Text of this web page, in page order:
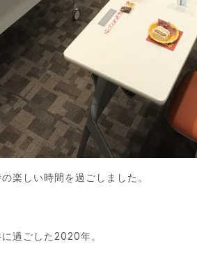
楽しい時間を過ごしました。
過ごした2020年。